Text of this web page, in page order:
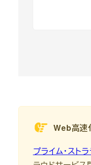
Web高速
プライム・スト